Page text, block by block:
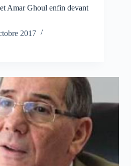
Amar Ghoul enfin devant
2017